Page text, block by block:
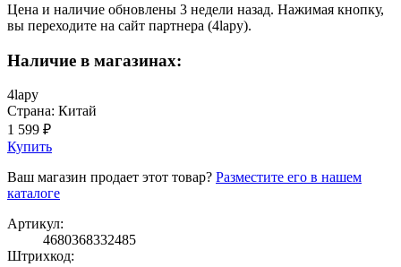
Цена и наличие обновлены 3 недели назад. Нажимая кнопку,
вы переходите на сайт партнера (4lapy).
Наличие в магазинах:
4lapy
Страна: Китай
1 599 ₽
Купить
Ваш магазин продает этот товар? Разместите его в нашем
каталоге
Артикул:
4680368332485
Штрихкод: